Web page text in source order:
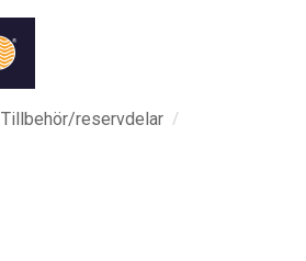
Tillbehör/reservdelar /